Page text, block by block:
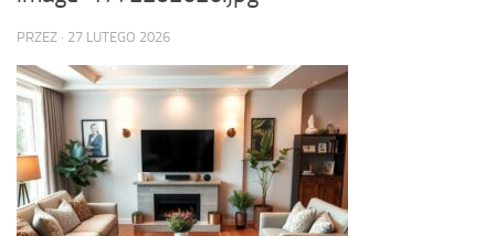
PRZEZ · 27 LUTEGO 2026